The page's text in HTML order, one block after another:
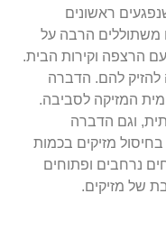
ראשונים
משתוללים הרבה על
הרצפה וקירות הבית.
להזיק להם. הדברה
המזיקה לסביבה.
וגם הדברה
מזיקים בכמות
נרחבים ופתוחים
של מזיקים.